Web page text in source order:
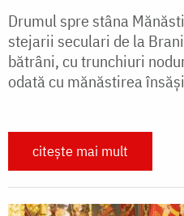
Drumul spre stâna
stejarii seculari de la
bătrâni, cu trunchiuri
odată cu mănăstirea
citește mai mult